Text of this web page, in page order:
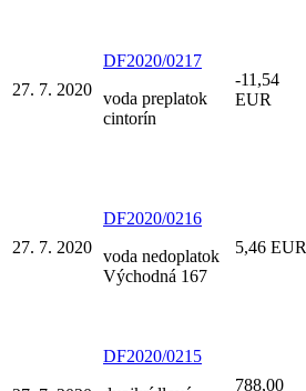
27. 7. 2020
DF2020/0217
voda preplatok
cintorín
-11,54
EUR
27. 7. 2020
DF2020/0216
voda nedoplatok
Východná 167
5,46 EUR
DF2020/0215
788,00